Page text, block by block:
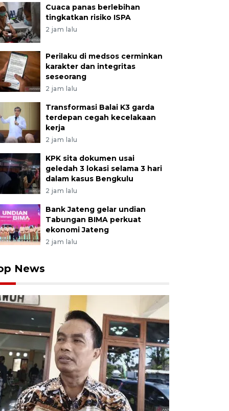
Cuaca panas berlebihan
tingkatkan risiko ISPA
2 jam lalu
Perilaku di medsos cerminkan
karakter dan integritas
seseorang
2 jam lalu
Transformasi Balai K3 garda
terdepan cegah kecelakaan
kerja
2 jam lalu
KPK sita dokumen usai
geledah 3 lokasi selama 3 hari
dalam kasus Bengkulu
2 jam lalu
Bank Jateng gelar undian
Tabungan BIMA perkuat
ekonomi Jateng
2 jam lalu
News